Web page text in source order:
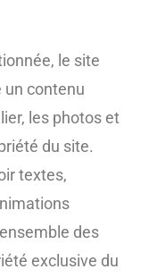
le site
un contenu
les photos et
du site.
textes,
des
exclusive du